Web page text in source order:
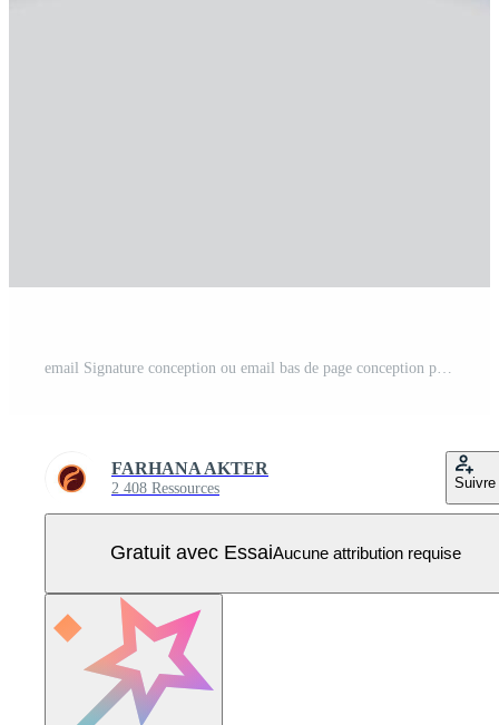
FARHANA AKTER
2 408 Ressources Suivre
Gratuit avec EssaiAucune attribution requise